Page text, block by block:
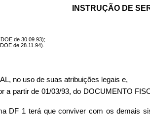
INSTRUÇÃO DE
de 30.09.93);
de 28.11.94).
no uso de suas atribuições legais e,
a partir de 01/03/93, do DOCUMENTO
DF 1 terá que conviver com os demais